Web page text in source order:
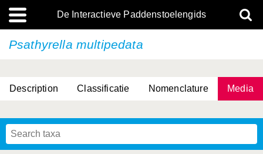
De Interactieve Paddenstoelengids
Psathyrella multipedata
Description Classificatie Nomenclature Media